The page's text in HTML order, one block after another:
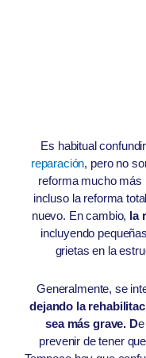
Es habitual
reparación, pero no
reforma mucho más
incluso la reforma
nuevo. En cambio, la
incluyendo
grietas en la
Generalmente, se
dejando la
sea más grave. D
prevenir de tener